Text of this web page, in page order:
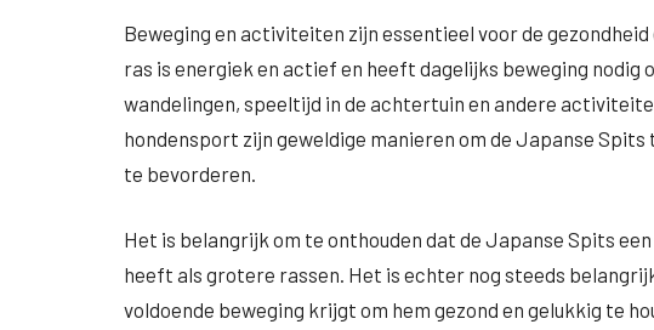
Beweging en activiteiten zijn essentieel voor de
ras is energiek en actief en heeft dagelijks beweging nodig
wandelingen, speeltijd in de achtertuin en andere
hondensport zijn geweldige manieren om de Japanse
te bevorderen.
Het is belangrijk om te onthouden dat de Japanse Spits
heeft als grotere rassen. Het is echter nog steeds
voldoende beweging krijgt om hem gezond en gelukkig te